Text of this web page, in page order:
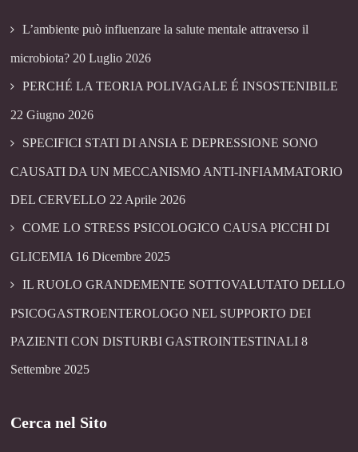
L’ambiente può influenzare la salute mentale attraverso il
microbiota? 20 Luglio 2026
PERCHÉ LA TEORIA POLIVAGALE É INSOSTENIBILE
22 Giugno 2026
SPECIFICI STATI DI ANSIA E DEPRESSIONE SONO
CAUSATI DA UN MECCANISMO ANTI-INFIAMMATORIO
DEL CERVELLO 22 Aprile 2026
COME LO STRESS PSICOLOGICO CAUSA PICCHI DI
GLICEMIA 16 Dicembre 2025
IL RUOLO GRANDEMENTE SOTTOVALUTATO DELLO
PSICOGASTROENTEROLOGO NEL SUPPORTO DEI
PAZIENTI CON DISTURBI GASTROINTESTINALI 8
Settembre 2025
Cerca nel Sito